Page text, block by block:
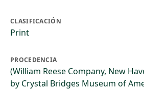
CLASIFICACIÓN
Print
PROCEDENCIA
(William Reese Company, New
by Crystal Bridges Museum of